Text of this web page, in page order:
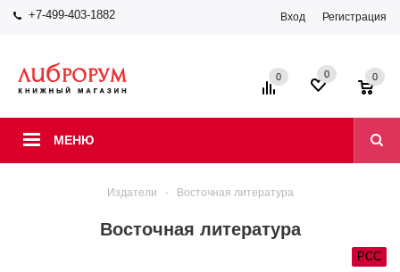
+7-499-403-1882 Вход Регистрация
МЕНЮ
0 0 0
Издатели - Восточная литература
Восточная литература
РСС